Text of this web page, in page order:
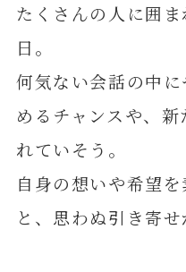
たくさんの人に囲
日。
何気ない会話の中
めるチャンスや、
れていそう。
自身の想いや希望
と、思わぬ引き寄せ